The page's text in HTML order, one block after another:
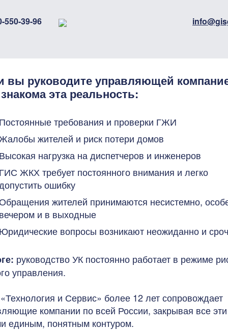
550-39-96
вы руководите управляющей
эта реальность:
требования и проверки ГЖИ
жителей и риск потери домов
нагрузка на диспетчеров и инженеров
ЖКХ требует постоянного внимания и легко
ошибку
жителей принимаются несистемно,
и в выходные
вопросы возникают неожиданно и
руководство УК постоянно работает в режиме
управления.
и Сервис» более 12 лет сопровождает
компании по всей России, закрывая все эти
единым, понятным контуром.